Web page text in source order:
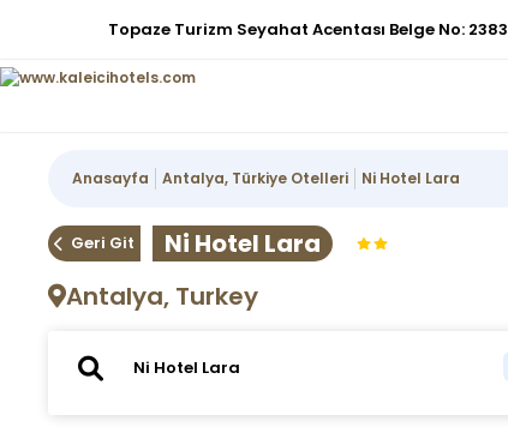
Topaze Turizm Seyahat Acentası Belge No: 2383
Anasayfa Antalya, Türkiye Otelleri Ni Hotel Lara
Geri Git
Ni Hotel Lara
Antalya, Turkey